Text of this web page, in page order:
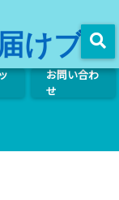
けブ
お問い合わ
せ